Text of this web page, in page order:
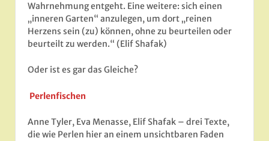
Wahrnehmung entgeht. Eine weitere: sich einen
„inneren Garten“ anzulegen, um dort „reinen
Herzens sein (zu) können, ohne zu beurteilen oder
beurteilt zu werden.“ (Elif Shafak)
Oder ist es gar das Gleiche?
Perlenfischen
Anne Tyler, Eva Menasse, Elif Shafak – drei Texte,
die wie Perlen hier an einem unsichtbaren Faden